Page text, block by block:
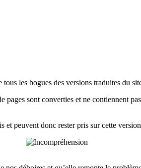
les bogues des versions traduites du
sont converties et ne contiennent
et peuvent donc rester pris sur cette